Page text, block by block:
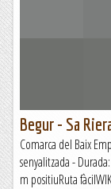
Begur - Sa
Comarca del Baix
senyalitzada -
m positiuRuta